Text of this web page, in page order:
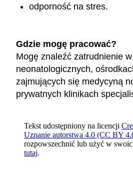
odporność na stres.
Gdzie mogę pracować?
Mogę znaleźć zatrudnienie w
neonatologicznych,
zajmujących się medycyną
prywatnych klinikach
Tekst udostępniony na licencji
Uznanie autorstwa 4.0 (CC BY
rozpowszechnić lub użyć w
tutaj.